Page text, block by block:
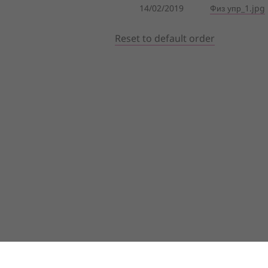
14/02/2019 Физ упр_1.jpg
Reset to default order